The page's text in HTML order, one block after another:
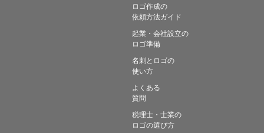
ロゴ作成の
依頼方法ガイド
起業・会社設立の
ロゴ準備
名刺とロゴの
使い方
よくある
質問
税理士・士業の
ロゴの選び方